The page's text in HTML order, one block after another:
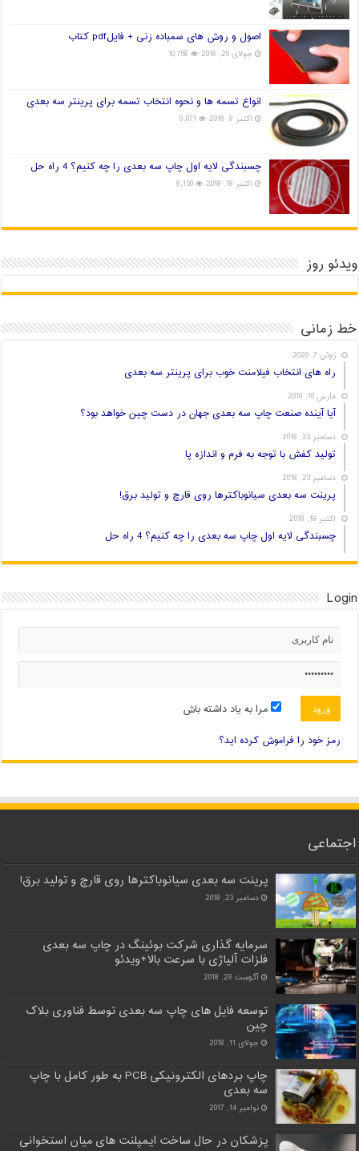
اصول و روش های سمباده زنی + فایلpdf کتاب
جولای 26, 2018 10,768
انواع تسمه ها و نحوه انتخاب تسمه برای پرینتر سه بعدی
اکتبر 9, 2018 9,071
چسبندگی لایه اول چاپ سه بعدی را چه کنیم؟ 4 راه حل
اکتبر 18, 2018 8,150
ویدئو روز
خط زمانی
ژوئن 7, 2020
راه های انتخاب فیلامنت خوب برای پرینتر سه بعدی
مارس 10, 2019
آیا آینده صنعت چاپ سه بعدی جهان در دست چین خواهد بود؟
دسامبر 23, 2018
تولید کفش با توجه به فرم و اندازه پا
دسامبر 23, 2018
پرینت سه بعدی سیانوباکترها روی قارچ و تولید برق!
اکتبر 18, 2018
چسبندگی لایه اول چاپ سه بعدی را چه کنیم؟ 4 راه حل
Login
مرا به یاد داشته باش
رمز خود را فراموش کرده اید؟
اجتماعی
پرینت سه بعدی سیانوباکترها روی قارچ و تولید برق!
دسامبر 23, 2018
سرمایه گذاری شرکت بوئینگ در چاپ سه بعدی
فلزات آلیاژی با سرعت بالا+ویدئو
آگوست 29, 2018
توسعه فایل های چاپ سه بعدی توسط فناوری بلاک
چین
جولای 11, 2018
چاپ بردهای الکترونیکی PCB به طور کامل با چاپ
سه بعدی
نوامبر 14, 2017
پزشکان در حال ساخت ایمپلنت های میان استخوانی